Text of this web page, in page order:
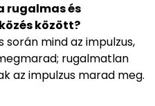
rugalmas és
között?
során mind az impulzus,
rugalmatlan
az impulzus marad meg.